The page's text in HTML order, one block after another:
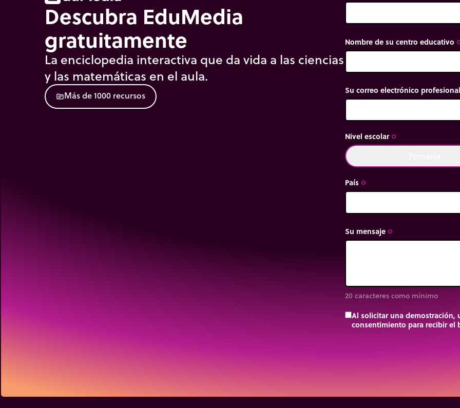
Descubra EduMedia
gratuitamente
La enciclopedia interactiva que da vida a las ciencias
y las matemáticas en el aula.
sourceMásde1000 recursos
Nombre de su centro educativo
Su correo electrónico profesional
Nivel escolar trip_origin
País trip_origin
Su mensaje trip_origin
20 caracteres como mínimo
Al solicitar una demostración,
consentimiento para recibir el